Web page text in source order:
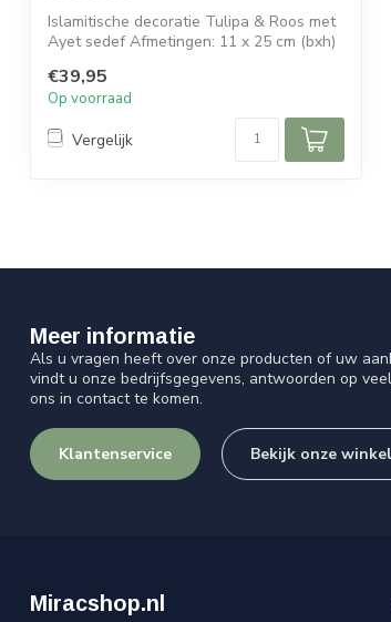
Islamitische decoratie Tulipa & Roos met
Ayet sedef Afmetingen: 11 x 25 cm (bxh)
€39,95
Op voorraad
Vergelijk
Meer informatie
Als u vragen heeft over onze producten of uw
vindt u onze bedrijfsgegevens, antwoorden op
ons in contact te komen.
Klantenservice Bekijk onze
Miracshop.nl